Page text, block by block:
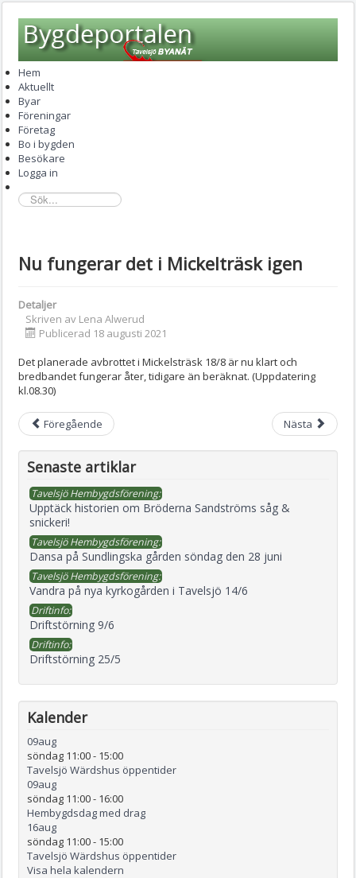
Hem
Aktuellt
Byar
Föreningar
Företag
Bo i bygden
Besökare
Logga in
sök...
Nu fungerar det i Mickelträsk igen
Detaljer
Skriven av Lena Alwerud
Publicerad 18 augusti 2021
Det planerade avbrottet i Mickelsträsk 18/8 är nu klart och
bredbandet fungerar åter, tidigare än beräknat. (Uppdatering
kl.08.30)
Föregående Nästa
Senaste artiklar
Tavelsjö Hembygdsförening:
Upptäck historien om Bröderna Sandströms såg &
snickeri!
Tavelsjö Hembygdsförening:
Dansa på Sundlingska gården söndag den 28 juni
Tavelsjö Hembygdsförening:
Vandra på nya kyrkogården i Tavelsjö 14/6
Driftinfo:
Driftstörning 9/6
Driftinfo:
Driftstörning 25/5
Kalender
09aug
söndag 11:00- 15:00
Tavelsjö Wärdshus öppentider
09aug
söndag 11:00- 16:00
Hembygdsdag med drag
16aug
söndag 11:00- 15:00
Tavelsjö Wärdshus öppentider
Visa hela kalendern